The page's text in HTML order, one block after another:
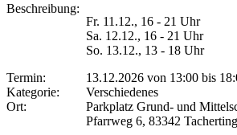
Beschreibung:
Fr. 11.12., 16 - 21 Uhr
Sa. 12.12., 16 - 21 Uhr
So. 13.12., 13 - 18 Uhr
Termin:
13.12.2026 von 13:00 bis
Kategorie:
Verschiedenes
Ort:
Parkplatz Grund- und
Pfarrweg 6, 83342 Tacherting